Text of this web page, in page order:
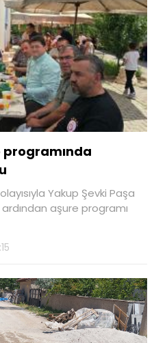
programında
Yakup Şevki Paşa
aşure programı